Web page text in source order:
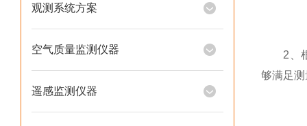
观测系统方案
空气质量监测仪器
遥感监测仪器
2、根
够满足